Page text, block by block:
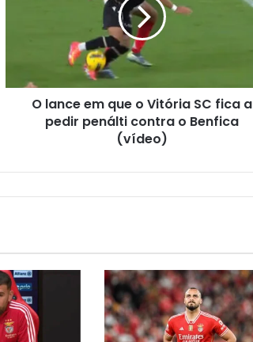
O lance em que o Vitória SC fica a
pedir penálti contra o Benfica
(vídeo)